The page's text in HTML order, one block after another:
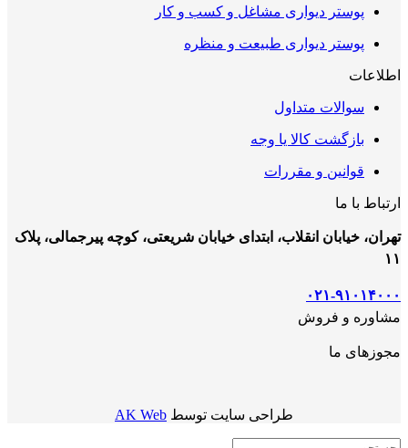
پوستر دیواری مشاغل و کسب و کار
پوستر دیواری طبیعت و منظره
اطلاعات
سوالات متداول
بازگشت کالا یا وجه
قوانین و مقررات
ارتباط با ما
تهران، خیابان انقلاب، ابتدای خیابان شریعتی، کوچه پیرجمالی، پلاک
۱۱
۰۲۱-۹۱۰۱۴۰۰۰
مشاوره و فروش
مجوزهای ما
طراحی سایت توسط AK Web